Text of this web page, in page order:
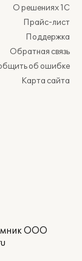
О решениях 1С
Прайс-лист
Поддержка
Обратная связь
об ошибке
Карта сайта
ООО